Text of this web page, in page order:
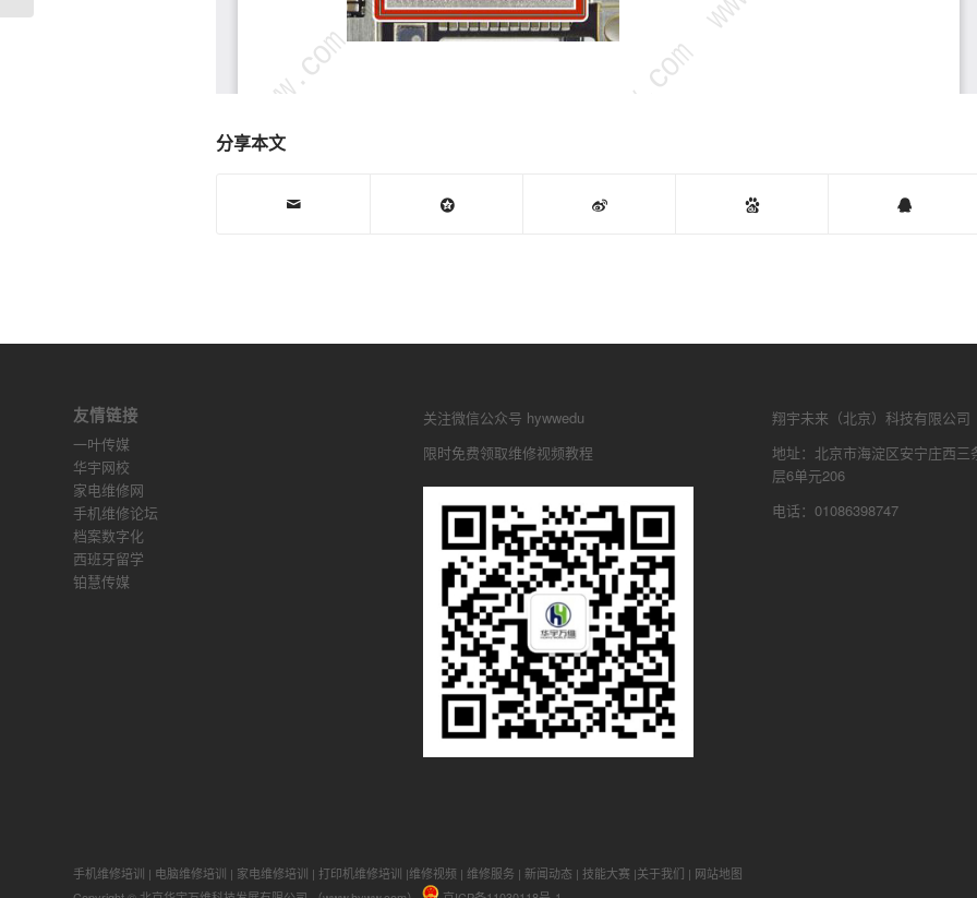
分享本文
友情链接
一叶传媒
华宇网校
家电维修网
手机维修论坛
档案数字化
西班牙留学
铂慧传媒
关注微信公众号 hywwedu
限时免费领取维修视频教程
翔宇未来（北京）科技有限公司
地址：北京市海淀区安宁庄西三
层6单元206
电话：01086398747
手机维修培训 | 电脑维修培训 | 家电维修培训 | 打印机维修培训 |维修视频 | 维修服务 | 新闻动态 | 技能大赛 |关于我们 | 网站地图